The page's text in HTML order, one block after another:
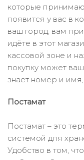
которые
появится у вас в
ваш город, вам
идёте в этот
кассовой зоне и
покупку может
знает номер и
Постамат
Постамат – это
системой для
Удобство в том,